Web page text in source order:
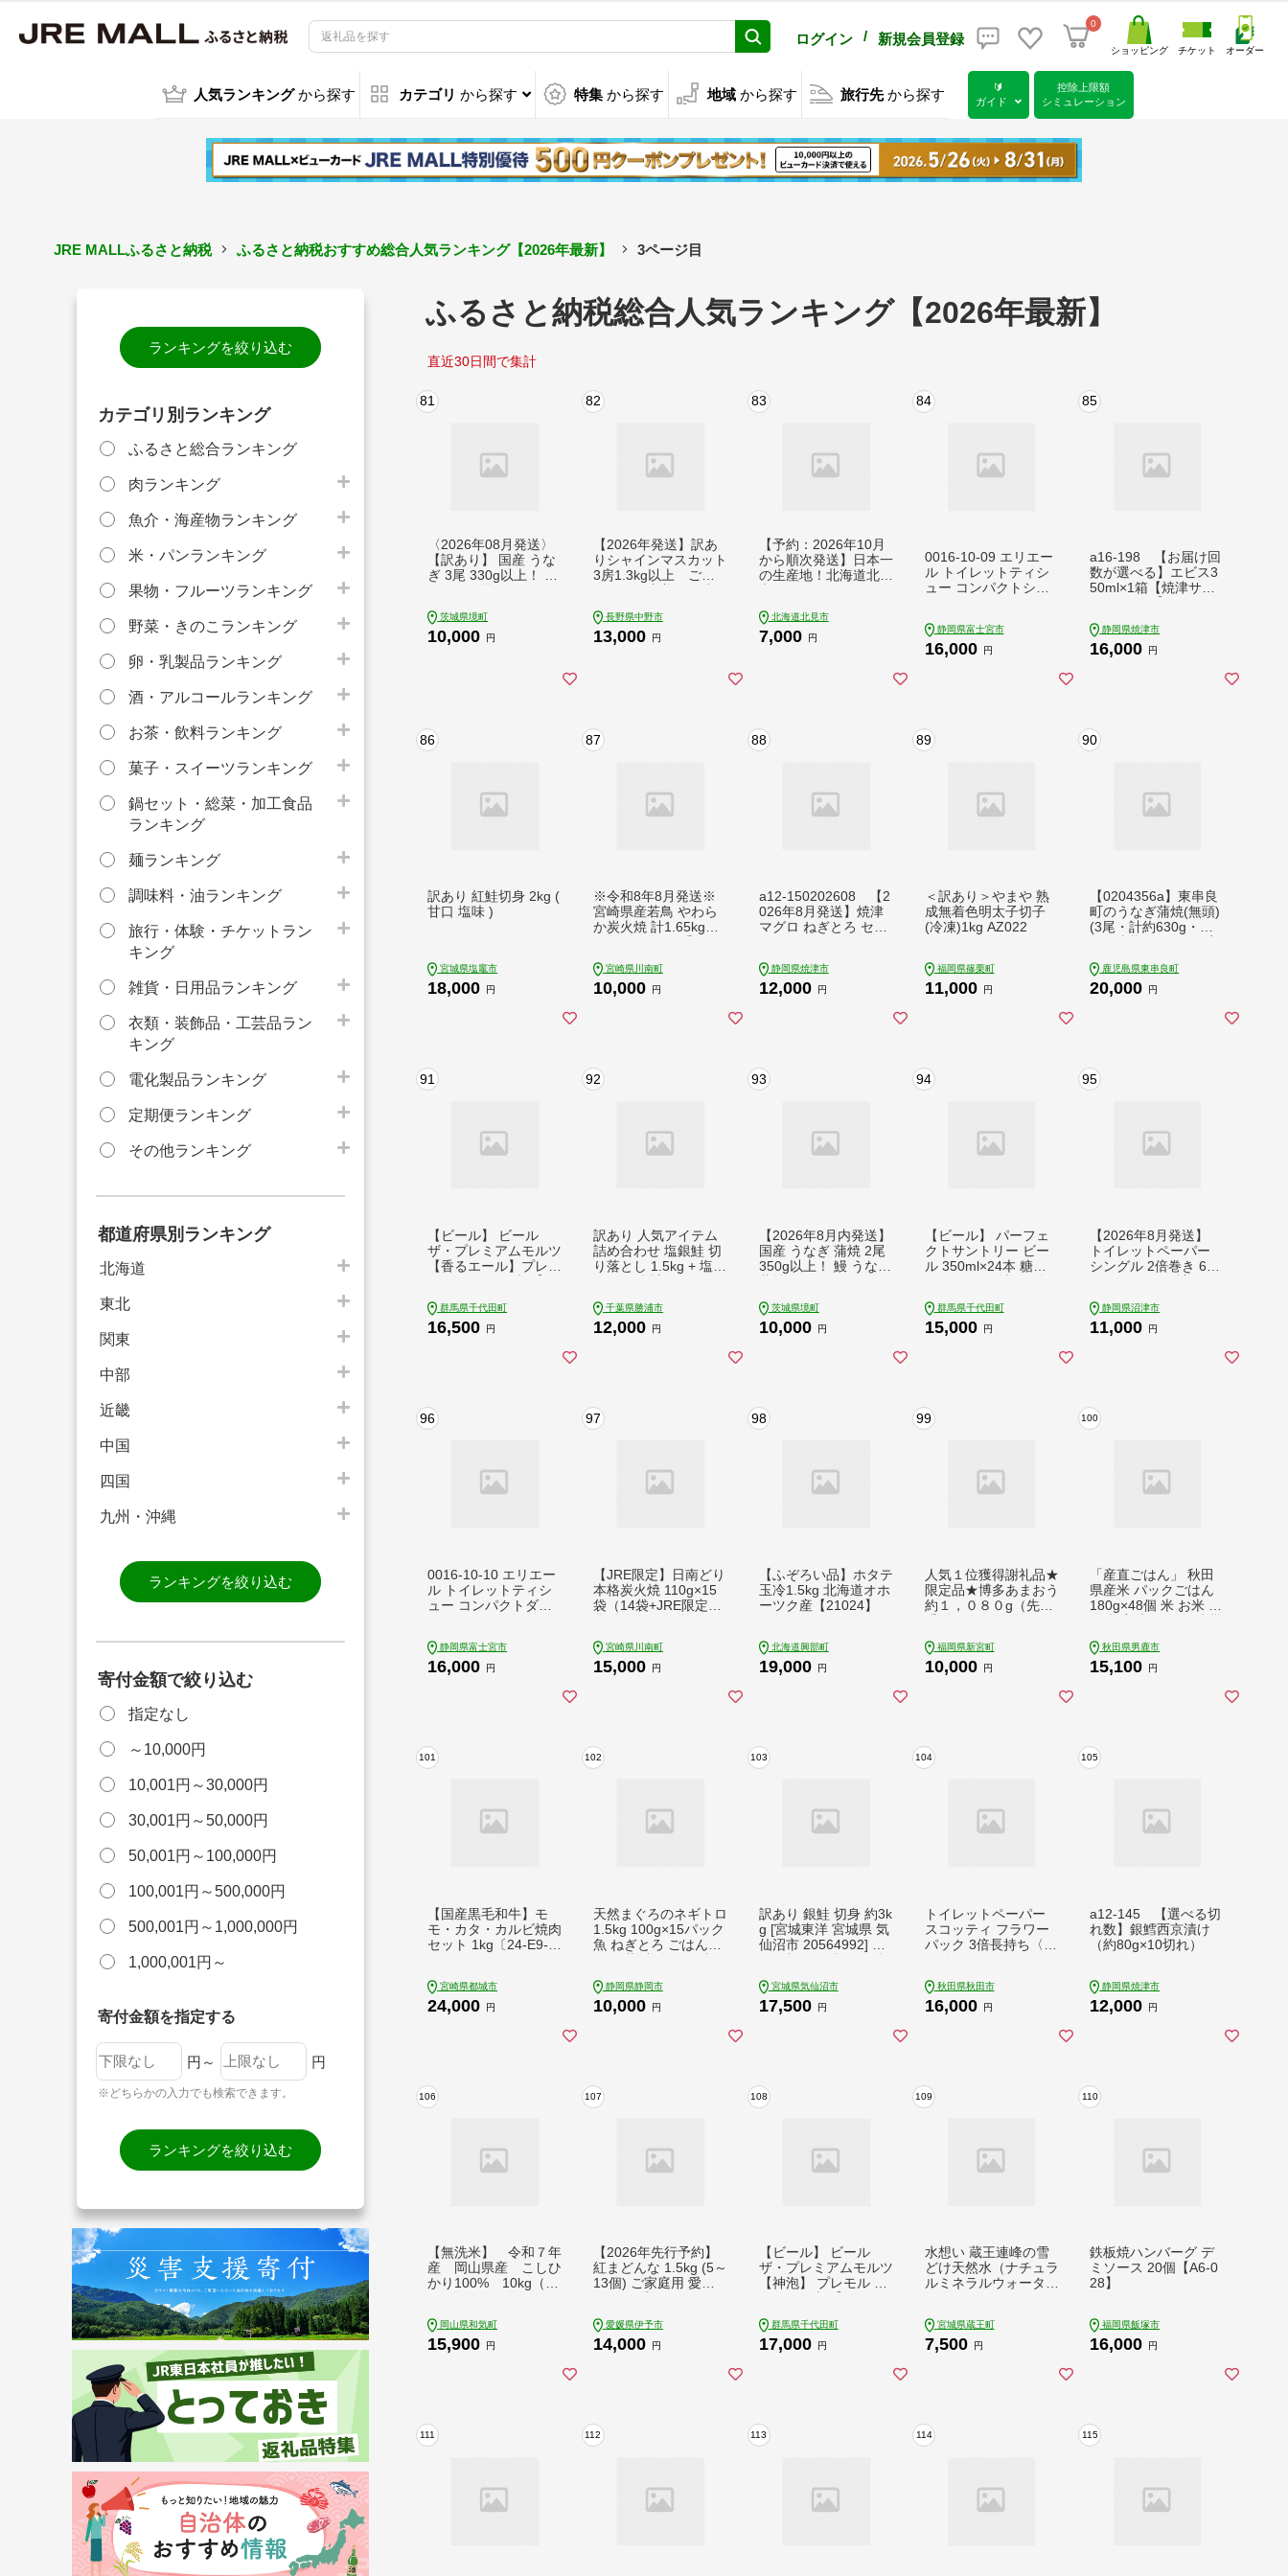
ログイン / 新規会員登録
0
ショッピング チケット オーダー
人気ランキング から探す カテゴリ から探す 特集 から探す 地域 から探す 旅行先 から探す
🔰
ガイド
控除上限額
シミュレーション
JRE MALLふるさと納税 ふるさと納税おすすめ総合人気ランキング【2026年最新】 3ページ目
ランキングを絞り込む
カテゴリ別ランキング
ふるさと総合ランキング
肉ランキング
魚介・海産物ランキング
米・パンランキング
果物・フルーツランキング
野菜・きのこランキング
卵・乳製品ランキング
酒・アルコールランキング
お茶・飲料ランキング
菓子・スイーツランキング
鍋セット・総菜・加工食品
ランキング
麺ランキング
調味料・油ランキング
旅行・体験・チケットラン
キング
雑貨・日用品ランキング
衣類・装飾品・工芸品ラン
キング
電化製品ランキング
定期便ランキング
その他ランキング
都道府県別ランキング
北海道
東北
関東
中部
近畿
中国
四国
九州・沖縄
ランキングを絞り込む
寄付金額で絞り込む
指定なし
～10,000円
10,001円～30,000円
30,001円～50,000円
50,001円～100,000円
100,001円～500,000円
500,001円～1,000,000円
1,000,001円～
寄付金額を指定する
円～ 円
※どちらかの入力でも検索できます。
ランキングを絞り込む
ふるさと納税総合人気ランキング【2026年最新】
直近30日間で集計
81
〈2026年08月発送〉
【訳あり】 国産 うな
ぎ 3尾 330g以上！ ※
グ ウナギ うな重 魚
魚介 K1804
茨城県境町
10,000 円
82
【2026年発送】訳あ
りシャインマスカット
3房1.3kg以上 ご自
可地域：離島】【142
2800】
長野県中野市
13,000 円
83
【予約：2026年10月
から順次発送】日本一
の生産地！北海道北見
玉葱 たまねぎ タマネ
ギ オニオン スープ 即
北海道北見市
7,000 円
84
0016-10-09 エリエー
ル トイレットティシ
ュー コンパクトシン
2.5m トイレットペー
パー シングル パルプ
静岡県富士宮市
16,000 円
85
a16-198 【お届け回
数が選べる】エビス3
50ml×1箱【焼津サッ
静岡県焼津市
16,000 円
86
訳あり 紅鮭切身 2kg (
甘口 塩味 )
宮城県塩竈市
18,000 円
87
※令和8年8月発送※
宮崎県産若鳥 やわら
か炭火焼 計1.65kg（1
00903r808]
宮崎県川南町
10,000 円
88
a12-150202608 【2
026年8月発送】焼津
マグロ ねぎとろ セッ
静岡県焼津市
12,000 円
89
＜訳あり＞やまや 熟
成無着色明太子切子
(冷凍)1kg AZ022
福岡県篠栗町
11,000 円
90
【0204356a】東串良
町のうなぎ蒲焼(無頭)
(3尾・計約630g・タ
焼 蒲焼き たれ 鹿児島
ふるさと 人気【アク
鹿児島県東串良町
20,000 円
91
【ビール】 ビール
ザ・プレミアムモルツ
【香るエール】プレモ
島地域へのお届け不可
ch016-003rr-sp
群馬県千代田町
16,500 円
92
訳あり 人気アイテム
詰め合わせ 塩銀鮭 切
り落とし 1.5kg + 塩サ
旬-8月末頃出荷予定》
千葉県 勝浦市 塩銀鮭
_nsk_30_2500g---
千葉県勝浦市
12,000 円
93
【2026年8月内発送】
国産 うなぎ 蒲焼 2尾
350g以上！ 鰻 うなぎ
ウナギ うな重 魚 魚介
K2185
茨城県境町
10,000 円
94
【ビール】 パーフェ
クトサントリー ビー
ル 350ml×24本 糖質
ch016-010rrr
群馬県千代田町
15,000 円
95
【2026年8月発送】
トイレットペーパー
シングル 2倍巻き 6ロ
香料 備蓄 防災 沼津
鶴見製紙 再生紙 やわ
静岡県沼津市
11,000 円
96
0016-10-10 エリエー
ル トイレットティシ
ュー コンパクトダブ
m トイレットペーパ
ー ダブル パルプ10
静岡県富士宮市
16,000 円
97
【JRE限定】日南どり
本格炭火焼 110g×15
袋（14袋+JRE限定1
宮崎県川南町
15,000 円
98
【ふぞろい品】ホタテ
玉冷1.5kg 北海道オホ
ーツク産【21024】
北海道興部町
19,000 円
99
人気１位獲得謝礼品★
限定品★博多あまおう
約１，０８０g（先行
【あまおう】
福岡県新宮町
10,000 円
100
「産直ごはん」 秋田
県産米 パックごはん
180g×48個 米 お米 ご
セット パックライス
秋田県男鹿市
15,100 円
101
【国産黒毛和牛】モ
モ・カタ・カルビ焼肉
セット 1kg〔24-E9-0
宮崎県都城市
24,000 円
102
天然まぐろのネギトロ
1.5kg 100g×15パック
魚 ねぎとろ ごはんの
静岡県静岡市
10,000 円
103
訳あり 銀鮭 切身 約3k
g [宮城東洋 宮城県 気
仙沼市 20564992] 鮭
鮭切身 シャケ 切り身
冷凍 家庭用 おかず 弁
宮城県気仙沼市
17,500 円
104
トイレットペーパー
スコッティ フラワー
パック 3倍長持ち〈香
リジナル 最短翌日発
送 [スコッティ フラワ
秋田県秋田市
16,000 円
105
a12-145 【選べる切
れ数】銀鱈西京漬け
（約80g×10切れ）
静岡県焼津市
12,000 円
106
【無洗米】 令和７年
産 岡山県産 こしひ
かり100% 10kg（5k
岡山県和気町
15,900 円
107
【2026年先行予約】
紅まどんな 1.5kg (5～
13個) ご家庭用 愛媛
ンナ みかん ミカン 蜜
柑 果物 くだもの フル
伊予市＜2026年11月
下旬から12月下旬発
送＞｜B249
愛媛県伊予市
14,000 円
108
【ビール】 ビール
ザ・プレミアムモルツ
【神泡】 プレモル 35
域へのお届け不可 ch0
16-001rr
群馬県千代田町
17,000 円
109
水想い 蔵王連峰の雪
どけ天然水（ナチュラ
ルミネラルウォータ
【04301-0732】
宮城県蔵王町
7,500 円
110
鉄板焼ハンバーグ デ
ミソース 20個【A6-0
28】
福岡県飯塚市
16,000 円
111 112 113 114 115